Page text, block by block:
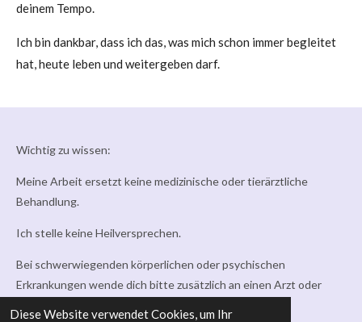
Diese Website verwendet Cookies, um Ihr
deinem Tempo.
Ich bin dankbar, dass ich das, was mich schon immer begleitet
hat, heute leben und weitergeben darf.
Wichtig zu wissen:
Meine Arbeit ersetzt keine medizinische oder tierärztliche
Behandlung.
Ich stelle keine Heilversprechen.
Bei schwerwiegenden körperlichen oder psychischen
Erkrankungen wende dich bitte zusätzlich an einen Arzt oder